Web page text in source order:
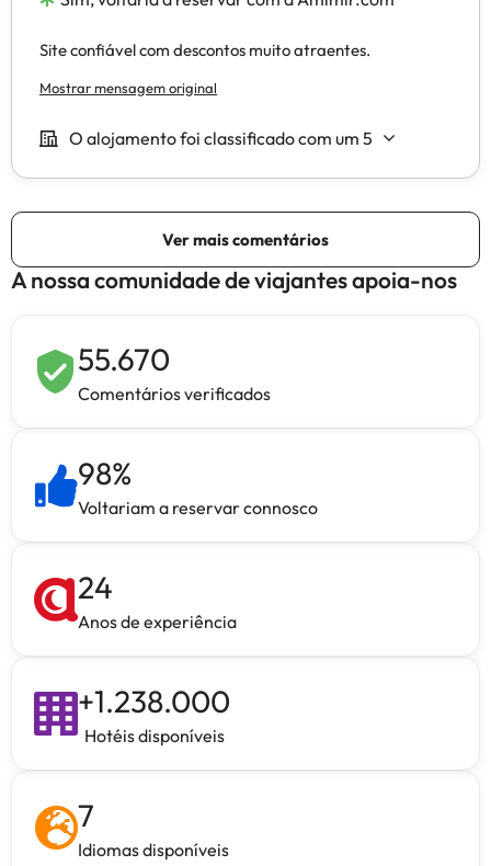
A nossa comunidade de viajantes apoia-nos
55.670
Comentários verificados
98%
Voltariam a reservar connosco
24
Anos de experiência
+1.238.000
Hotéis disponíveis
7
Idiomas disponíveis